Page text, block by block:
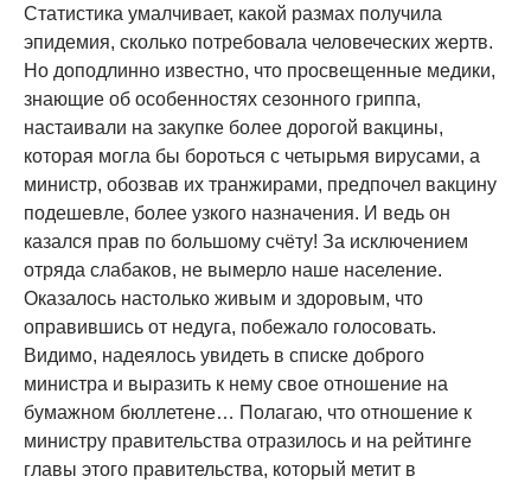
Статистика умалчивает, какой размах получила
эпидемия, сколько потребовала человеческих жертв.
Но доподлинно известно, что просвещенные медики,
знающие об особенностях сезонного гриппа,
настаивали на закупке более дорогой вакцины,
которая могла бы бороться с четырьмя вирусами, а
министр, обозвав их транжирами, предпочел вакцину
подешевле, более узкого назначения. И ведь он
казался прав по большому счёту! За исключением
отряда слабаков, не вымерло наше население.
Оказалось настолько живым и здоровым, что
оправившись от недуга, побежало голосовать.
Видимо, надеялось увидеть в списке доброго
министра и выразить к нему свое отношение на
бумажном бюллетене… Полагаю, что отношение к
министру правительства отразилось и на рейтинге
главы этого правительства, который метит в